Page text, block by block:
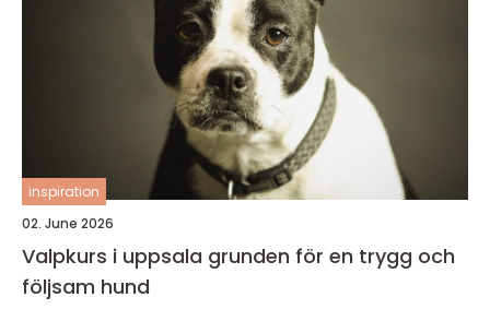
inspiration
02. June 2026
Valpkurs i uppsala grunden för en trygg och
följsam hund